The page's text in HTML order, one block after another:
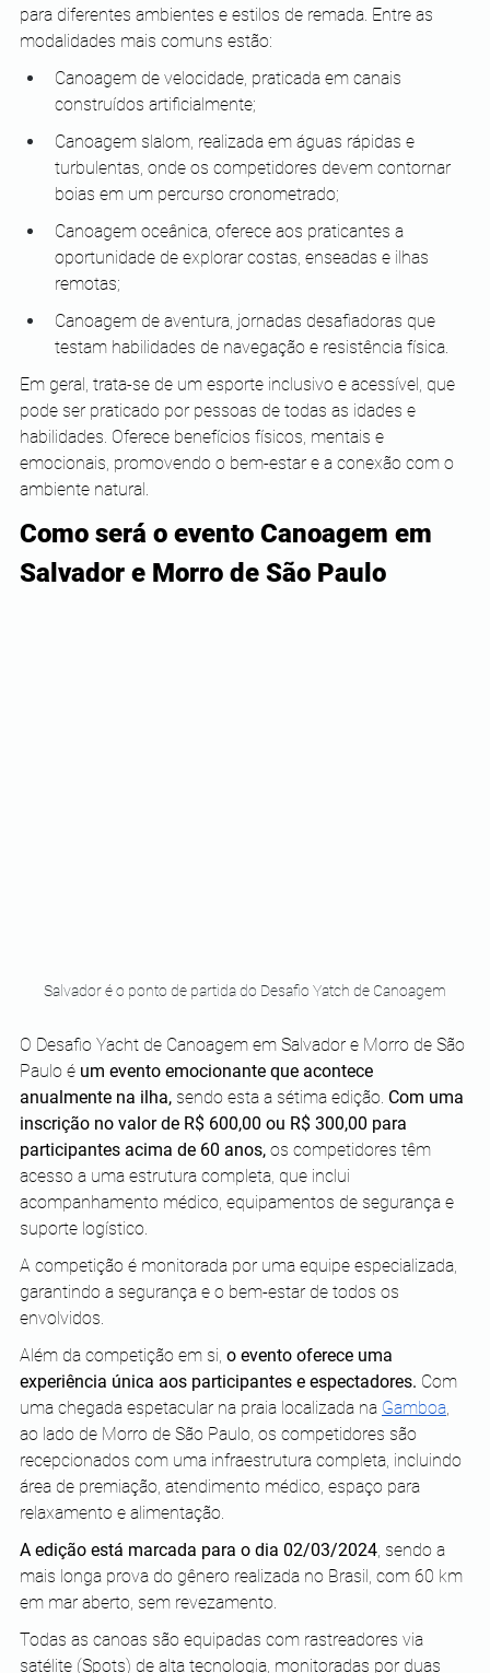
para diferentes ambientes e estilos de remada. Entre as
modalidades mais comuns estão:
Canoagem de velocidade, praticada em canais
construídos artificialmente;
Canoagem slalom, realizada em águas rápidas e
turbulentas, onde os competidores devem contornar
boias em um percurso cronometrado;
Canoagem oceânica, oferece aos praticantes a
oportunidade de explorar costas, enseadas e ilhas
remotas;
Canoagem de aventura, jornadas desafiadoras que
testam habilidades de navegação e resistência física.
Em geral, trata-se de um esporte inclusivo e acessível, que
pode ser praticado por pessoas de todas as idades e
habilidades. Oferece benefícios físicos, mentais e
emocionais, promovendo o bem-estar e a conexão com o
ambiente natural.
Como será o evento Canoagem em
Salvador e Morro de São Paulo
Salvador é o ponto de partida do Desafio Yatch de Canoagem
O Desafio Yacht de Canoagem em Salvador e Morro de São
Paulo é um evento emocionante que acontece
anualmente na ilha, sendo esta a sétima edição. Com uma
inscrição no valor de R$ 600,00 ou R$ 300,00 para
participantes acima de 60 anos, os competidores têm
acesso a uma estrutura completa, que inclui
acompanhamento médico, equipamentos de segurança e
suporte logístico.
A competição é monitorada por uma equipe especializada,
garantindo a segurança e o bem-estar de todos os
envolvidos.
Além da competição em si, o evento oferece uma
experiência única aos participantes e espectadores. Com
uma chegada espetacular na praia localizada na Gamboa
ao lado de Morro de São Paulo, os competidores são
recepcionados com uma infraestrutura completa, incluindo
área de premiação, atendimento médico, espaço para
relaxamento e alimentação.
A edição está marcada para o dia 02/03/2024 , sendo a
mais longa prova do gênero realizada no Brasil, com 60 km
em mar aberto, sem revezamento.
Todas as canoas são equipadas com rastreadores via
satélite (Spots) de alta tecnologia, monitoradas por duas